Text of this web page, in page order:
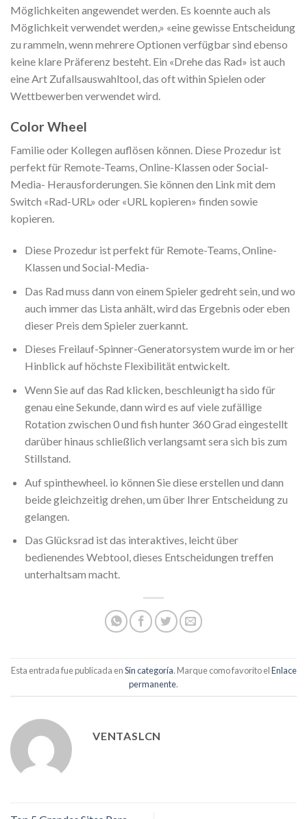
Möglichkeiten angewendet werden. Es koennte auch als
Möglichkeit verwendet werden,» «eine gewisse Entscheidung
zu rammeln, wenn mehrere Optionen verfügbar sind ebenso
keine klare Präferenz besteht. Ein «Drehe das Rad» ist auch
eine Art Zufallsauswahltool, das oft within Spielen oder
Wettbewerben verwendet wird.
Color Wheel
Familie oder Kollegen auflösen können. Diese Prozedur ist
perfekt für Remote-Teams, Online-Klassen oder Social-
Media- Herausforderungen. Sie können den Link mit dem
Switch «Rad-URL» oder «URL kopieren» finden sowie
kopieren.
Diese Prozedur ist perfekt für Remote-Teams, Online-
Klassen und Social-Media-
Das Rad muss dann von einem Spieler gedreht sein, und wo
auch immer das Lista anhält, wird das Ergebnis oder eben
dieser Preis dem Spieler zuerkannt.
Dieses Freilauf-Spinner-Generatorsystem wurde im or her
Hinblick auf höchste Flexibilität entwickelt.
Wenn Sie auf das Rad klicken, beschleunigt ha sido für
genau eine Sekunde, dann wird es auf viele zufällige
Rotation zwischen 0 und fish hunter 360 Grad eingestellt
darüber hinaus schließlich verlangsamt sera sich bis zum
Stillstand.
Auf spinthewheel. io können Sie diese erstellen und dann
beide gleichzeitig drehen, um über Ihrer Entscheidung zu
gelangen.
Das Glücksrad ist das interaktives, leicht über
bedienendes Webtool, dieses Entscheidungen treffen
unterhaltsam macht.
Esta entrada fue publicada enSin categoría. Marque como favorito elEnlace
permanente.
VENTASLCN